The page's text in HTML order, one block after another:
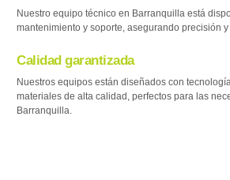
Nuestro equipo técnico en Barranquilla está
mantenimiento y soporte, asegurando precisión
Calidad garantizada
Nuestros equipos están diseñados con
materiales de alta calidad, perfectos para las
Barranquilla.